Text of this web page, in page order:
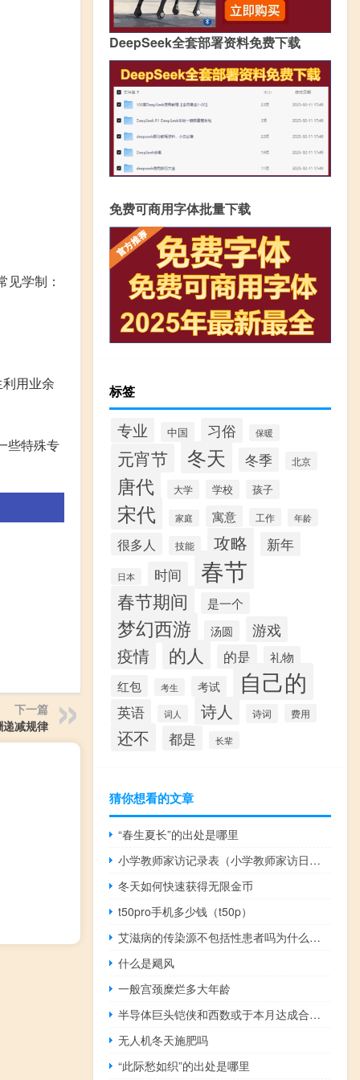
学制：
用业余
些特殊专
下一篇
减规律
DeepSeek全套部署资料免费下载
免费可商用字体批量下载
标签
专业 中国 习俗 保暖
元宵节 冬天 冬季 北京
唐代 大学 学校 孩子
宋代 家庭 寓意 工作 年龄
很多人 技能 攻略 新年
日本 时间 春节
春节期间 是一个
梦幻西游 汤圆 游戏
疫情 的人 的是
礼物
红包
考生 考试 自己的
英语 词人 诗人 诗词 费用
还不 都是 长辈
猜你想看的文章
“春生夏长”的出处是哪里
小学教师家访记录表（小学教师家访日记）
冬天如何快速获得无限金币
t50pro手机多少钱（t50p）
艾滋病的传染源不包括性患者吗为什么（艾滋病的传染源不包括性患者吗）
什么是飓风
一般宫颈糜烂多大年龄
半导体巨头铠侠和西数或于本月达成合并协议
无人机冬天施肥吗
“此际愁如织”的出处是哪里